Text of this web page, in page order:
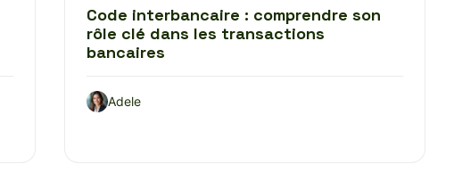
Code interbancaire : comprendre son
rôle clé dans les transactions
bancaires
Adele